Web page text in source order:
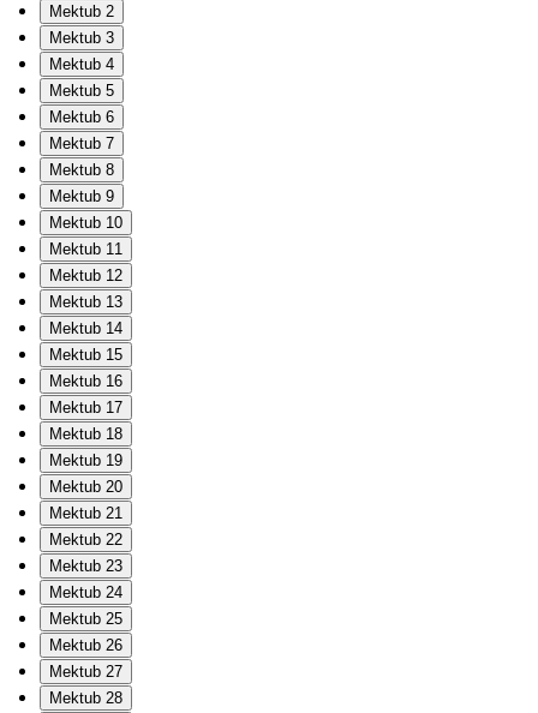
Mektub 2
Mektub 3
Mektub 4
Mektub 5
Mektub 6
Mektub 7
Mektub 8
Mektub 9
Mektub 10
Mektub 11
Mektub 12
Mektub 13
Mektub 14
Mektub 15
Mektub 16
Mektub 17
Mektub 18
Mektub 19
Mektub 20
Mektub 21
Mektub 22
Mektub 23
Mektub 24
Mektub 25
Mektub 26
Mektub 27
Mektub 28